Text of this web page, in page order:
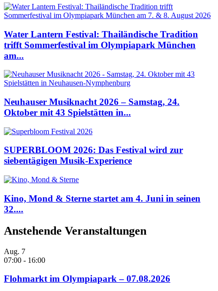
Water Lantern Festival: Thailändische Tradition
trifft Sommerfestival im Olympiapark München
am...
Neuhauser Musiknacht 2026 – Samstag, 24.
Oktober mit 43 Spielstätten in...
SUPERBLOOM 2026: Das Festival wird zur
siebentägigen Musik-Experience
Kino, Mond & Sterne startet am 4. Juni in seinen
32....
Anstehende Veranstaltungen
Aug. 7
07:00 - 16:00
Flohmarkt im Olympiapark – 07.08.2026